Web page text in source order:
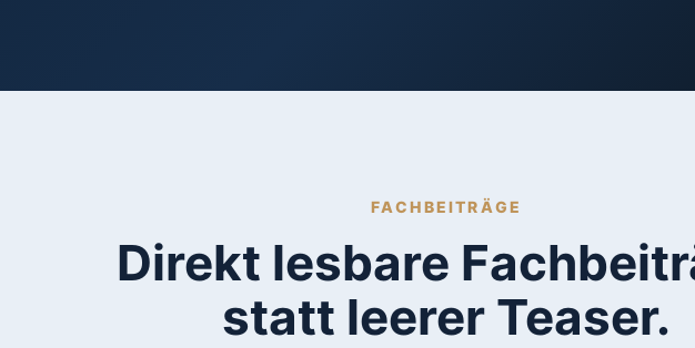
FACHBEITRÄGE
Direkt lesbare
statt leerer Teaser.